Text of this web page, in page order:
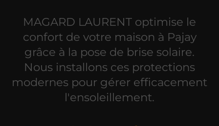
MAGARD LAURENT optimise le
confort de votre maison à Pajay
grâce à la pose de brise solaire.
Nous installons ces protections
modernes pour gérer efficacement
l'ensoleillement.